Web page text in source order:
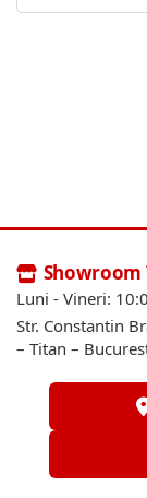
Showroom
Luni - Vineri:
Str. Constantin
– Titan –